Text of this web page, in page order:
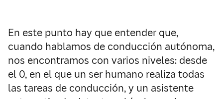
En este punto hay que entender que,
cuando hablamos de conducción autónoma,
nos encontramos con varios niveles: desde
el 0, en el que un ser humano realiza todas
las tareas de conducción, y un asistente